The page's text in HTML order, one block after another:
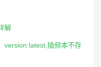
解
version:latest,插频本不存